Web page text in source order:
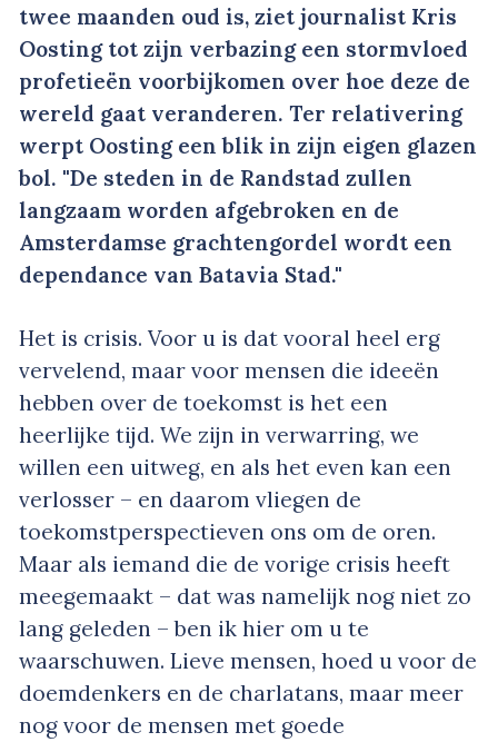
twee maanden oud is, ziet journalist Kris
Oosting tot zijn verbazing een stormvloed
profetieën voorbijkomen over hoe deze de
wereld gaat veranderen. Ter relativering
werpt Oosting een blik in zijn eigen glazen
bol. "De steden in de Randstad zullen
langzaam worden afgebroken en de
Amsterdamse grachtengordel wordt een
dependance van Batavia Stad."
Het is crisis. Voor u is dat vooral heel erg
vervelend, maar voor mensen die ideeën
hebben over de toekomst is het een
heerlijke tijd. We zijn in verwarring, we
willen een uitweg, en als het even kan een
verlosser – en daarom vliegen de
toekomstperspectieven ons om de oren.
Maar als iemand die de vorige crisis heeft
meegemaakt – dat was namelijk nog niet zo
lang geleden – ben ik hier om u te
waarschuwen. Lieve mensen, hoed u voor de
doemdenkers en de charlatans, maar meer
nog voor de mensen met goede